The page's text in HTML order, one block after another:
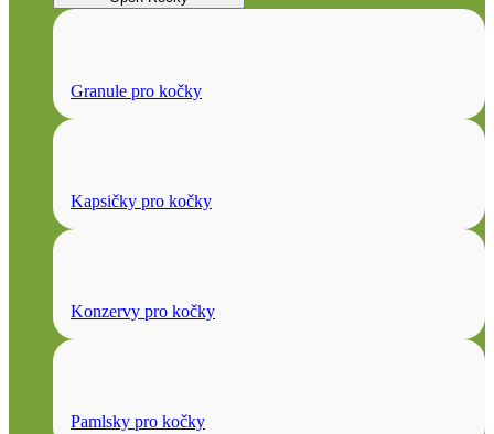
Granule pro kočky
Kapsičky pro kočky
Konzervy pro kočky
Pamlsky pro kočky